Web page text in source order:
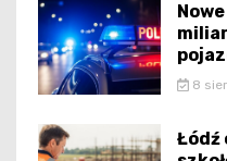
8
Łódź